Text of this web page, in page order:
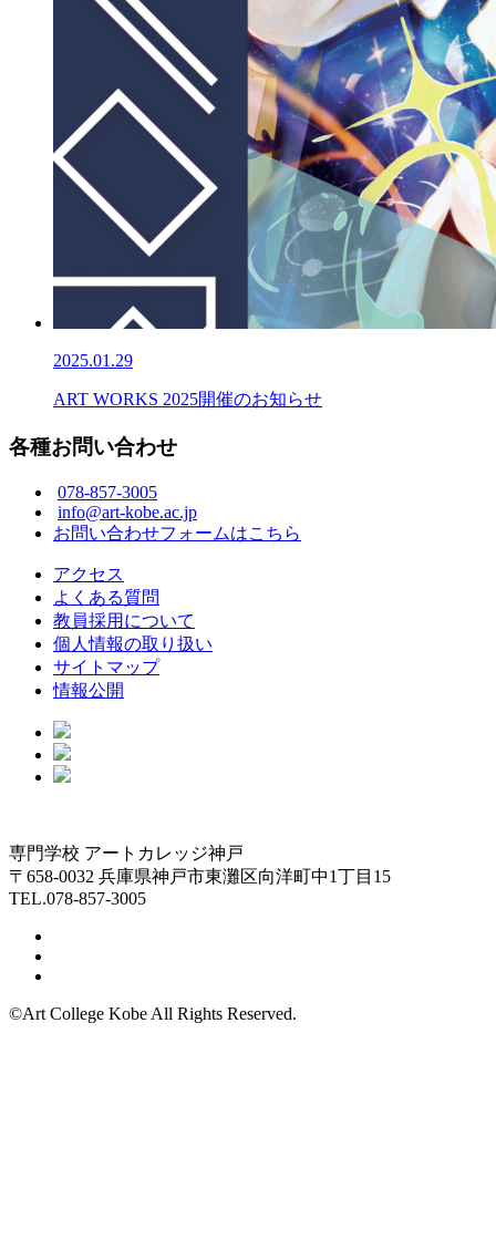
2025.01.29
ART WORKS 2025開催のお知らせ
各種お問い合わせ
078-857-3005
info@art-kobe.ac.jp
お問い合わせフォームはこちら
アクセス
よくある質問
教員採用について
個人情報の取り扱い
サイトマップ
情報公開
専門学校 アートカレッジ神戸
〒658-0032 兵庫県神戸市東灘区向洋町中1丁目15
TEL.078-857-3005
©Art College Kobe All Rights Reserved.